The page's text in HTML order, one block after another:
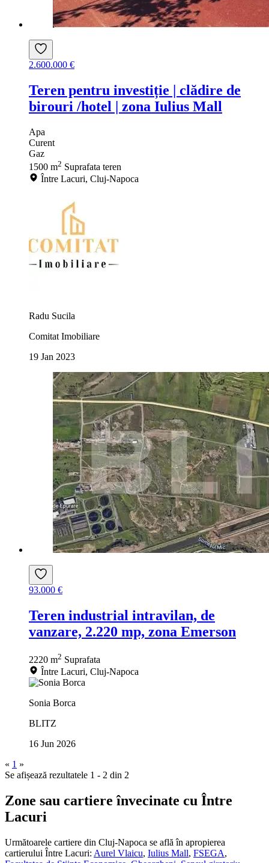
2.600.000 €
Teren pentru investiție | clădire de
birouri /hotel | zona Iulius Mall
Apa
Curent
Gaz
1500 m2 Suprafata teren
Între Lacuri, Cluj-Napoca
Radu Sucila
Comitat Imobiliare
19 Jan 2023
93.000 €
Teren industrial intravilan, de
vanzare, 2.220 mp, zona Emerson
2220 m2 Suprafata
Între Lacuri, Cluj-Napoca
Sonia Borca
BLITZ
16 Jun 2026
« 1 »
Se afișează rezultatele 1 - 2 din 2
Zone sau cartiere învecinate cu Între
Lacuri
Următoarele cartiere din Cluj-Napoca se află în apropierea
cartierului Între Lacuri: Aurel Vlaicu, Iulius Mall, FSEGA,